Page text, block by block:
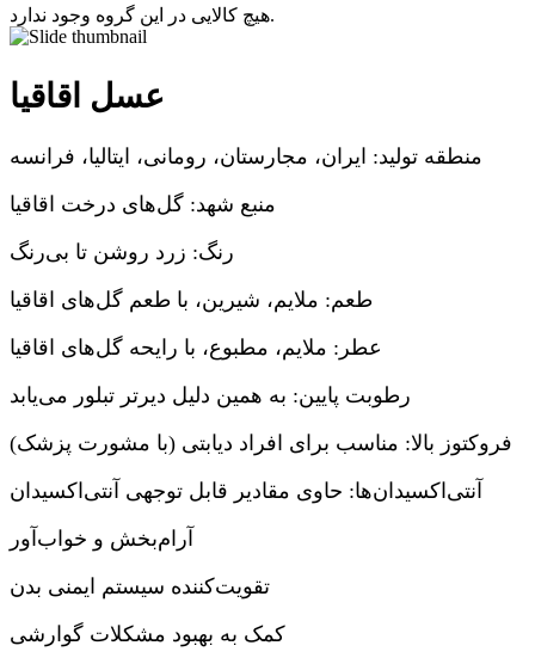
هیچ کالایی در این گروه وجود ندارد.
عسل اقاقیا
منطقه تولید: ایران، مجارستان، رومانی، ایتالیا، فرانسه
منبع شهد: گل‌های درخت اقاقیا
رنگ: زرد روشن تا بی‌رنگ
طعم: ملایم، شیرین، با طعم گل‌های اقاقیا
عطر: ملایم، مطبوع، با رایحه گل‌های اقاقیا
رطوبت پایین: به همین دلیل دیرتر تبلور می‌یابد
فروکتوز بالا: مناسب برای افراد دیابتی (با مشورت پزشک)
آنتی‌اکسیدان‌ها: حاوی مقادیر قابل توجهی آنتی‌اکسیدان
آرام‌بخش و خواب‌آور
تقویت‌کننده سیستم ایمنی بدن
کمک به بهبود مشکلات گوارشی